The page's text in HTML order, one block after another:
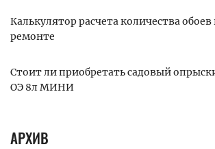
Калькулятор расчета количества
ремонте
Стоит ли приобретать садовый
ОЭ 8л МИНИ
АРХИВ